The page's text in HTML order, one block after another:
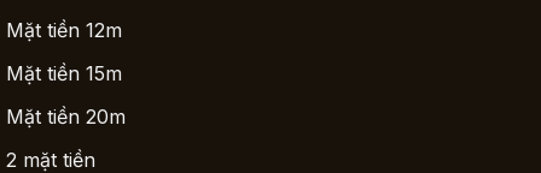
Mặt tiền 12m
Mặt tiền 15m
Mặt tiền 20m
2 mặt tiền